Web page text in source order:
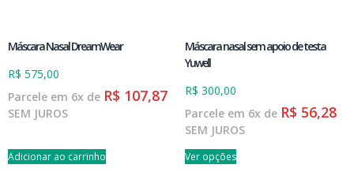
Máscara Nasal DreamWear
R$ 575,00
Parcele em 6x de R$ 107,87
SEM JUROS
Adicionar ao carrinho
Máscara nasal sem apoio de testa
Yuwell
R$ 300,00
Parcele em 6x de R$ 56,28
SEM JUROS
Ver opções